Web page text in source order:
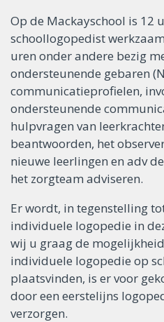
Op de Mackayschool is 12
schoollogopedist
uren onder andere bezig
ondersteunende gebaren
communicatieprofielen,
ondersteunende
hulpvragen van
beantwoorden, het
nieuwe leerlingen en adv
het zorgteam adviseren.
Er wordt, in tegenstelling
individuele logopedie in
wij u graag de
individuele logopedie op
plaatsvinden, is er voor
door een eerstelijns
verzorgen.